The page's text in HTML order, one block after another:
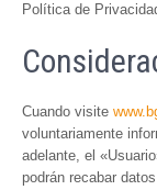
Política de
Cuando visite
voluntariamente
adelante, el
podrán recabar